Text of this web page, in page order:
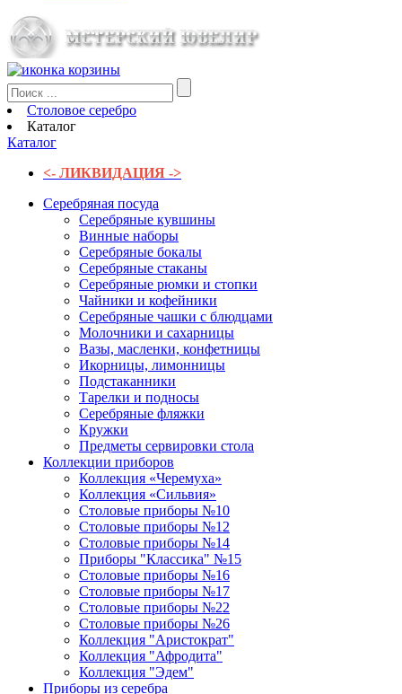
Столовое серебро
Каталог
Каталог
<- ЛИКВИДАЦИЯ ->
Серебряная посуда
Серебряные кувшины
Винные наборы
Серебряные бокалы
Серебряные стаканы
Серебряные рюмки и стопки
Чайники и кофейники
Серебряные чашки с блюдцами
Молочники и сахарницы
Вазы, масленки, конфетницы
Икорницы, лимонницы
Подстаканники
Тарелки и подносы
Серебряные фляжки
Кружки
Предметы сервировки стола
Коллекции приборов
Коллекция «Черемуха»
Коллекция «Сильвия»
Столовые приборы №10
Столовые приборы №12
Столовые приборы №14
Приборы "Классика" №15
Столовые приборы №16
Столовые приборы №17
Столовые приборы №22
Столовые приборы №26
Коллекция "Аристократ"
Коллекция "Афродита"
Коллекция "Эдем"
Приборы из серебра